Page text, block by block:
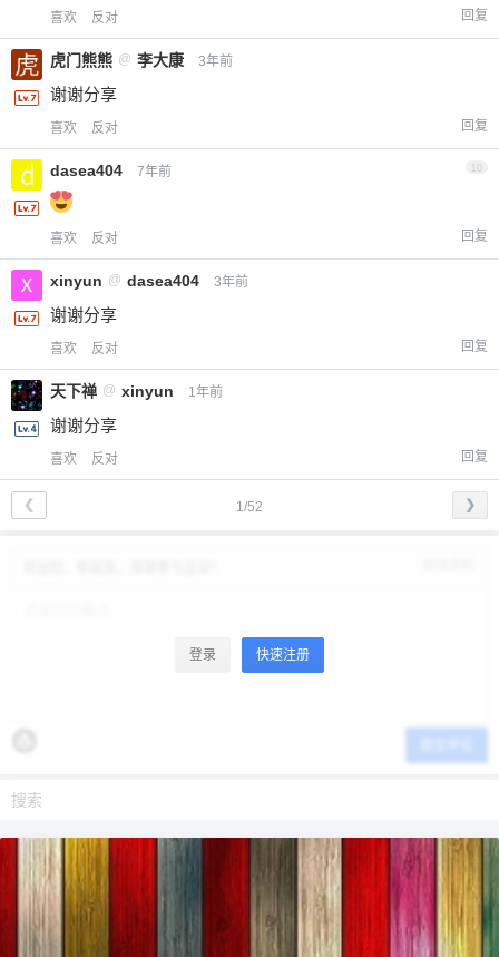
喜欢 反对 回复
虎门熊熊 @ 李大康 3年前
谢谢分享
喜欢 反对 回复
dasea404 7年前
喜欢 反对 回复
xinyun @ dasea404 3年前
谢谢分享
喜欢 反对 回复
天下禅 @ xinyun 1年前
谢谢分享
喜欢 反对 回复
1/52
❮ ❯
登录 快速注册